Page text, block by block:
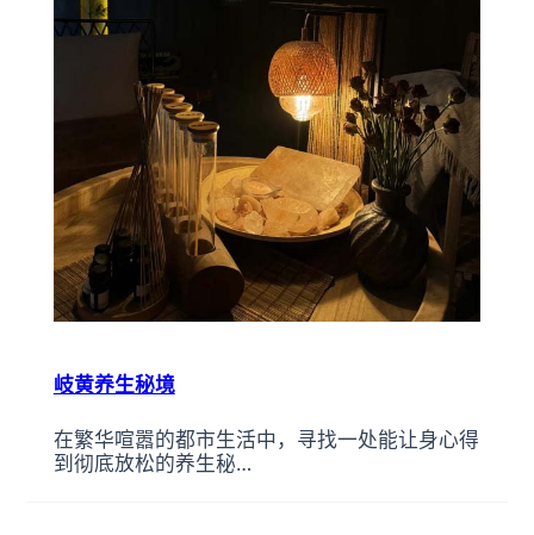
岐黄养生秘境
在繁华喧嚣的都市生活中，寻找一处能让身心得
到彻底放松的养生秘…